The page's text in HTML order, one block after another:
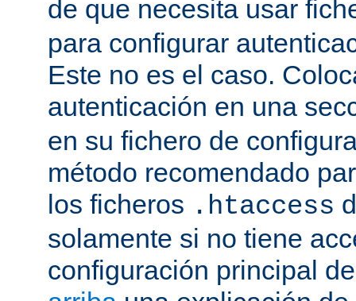
de que necesita usar
para configurar
Este no es el caso.
autenticación en una
en su fichero de
método recomendado
los ficheros .htaccess
solamente si no tiene
configuración principal